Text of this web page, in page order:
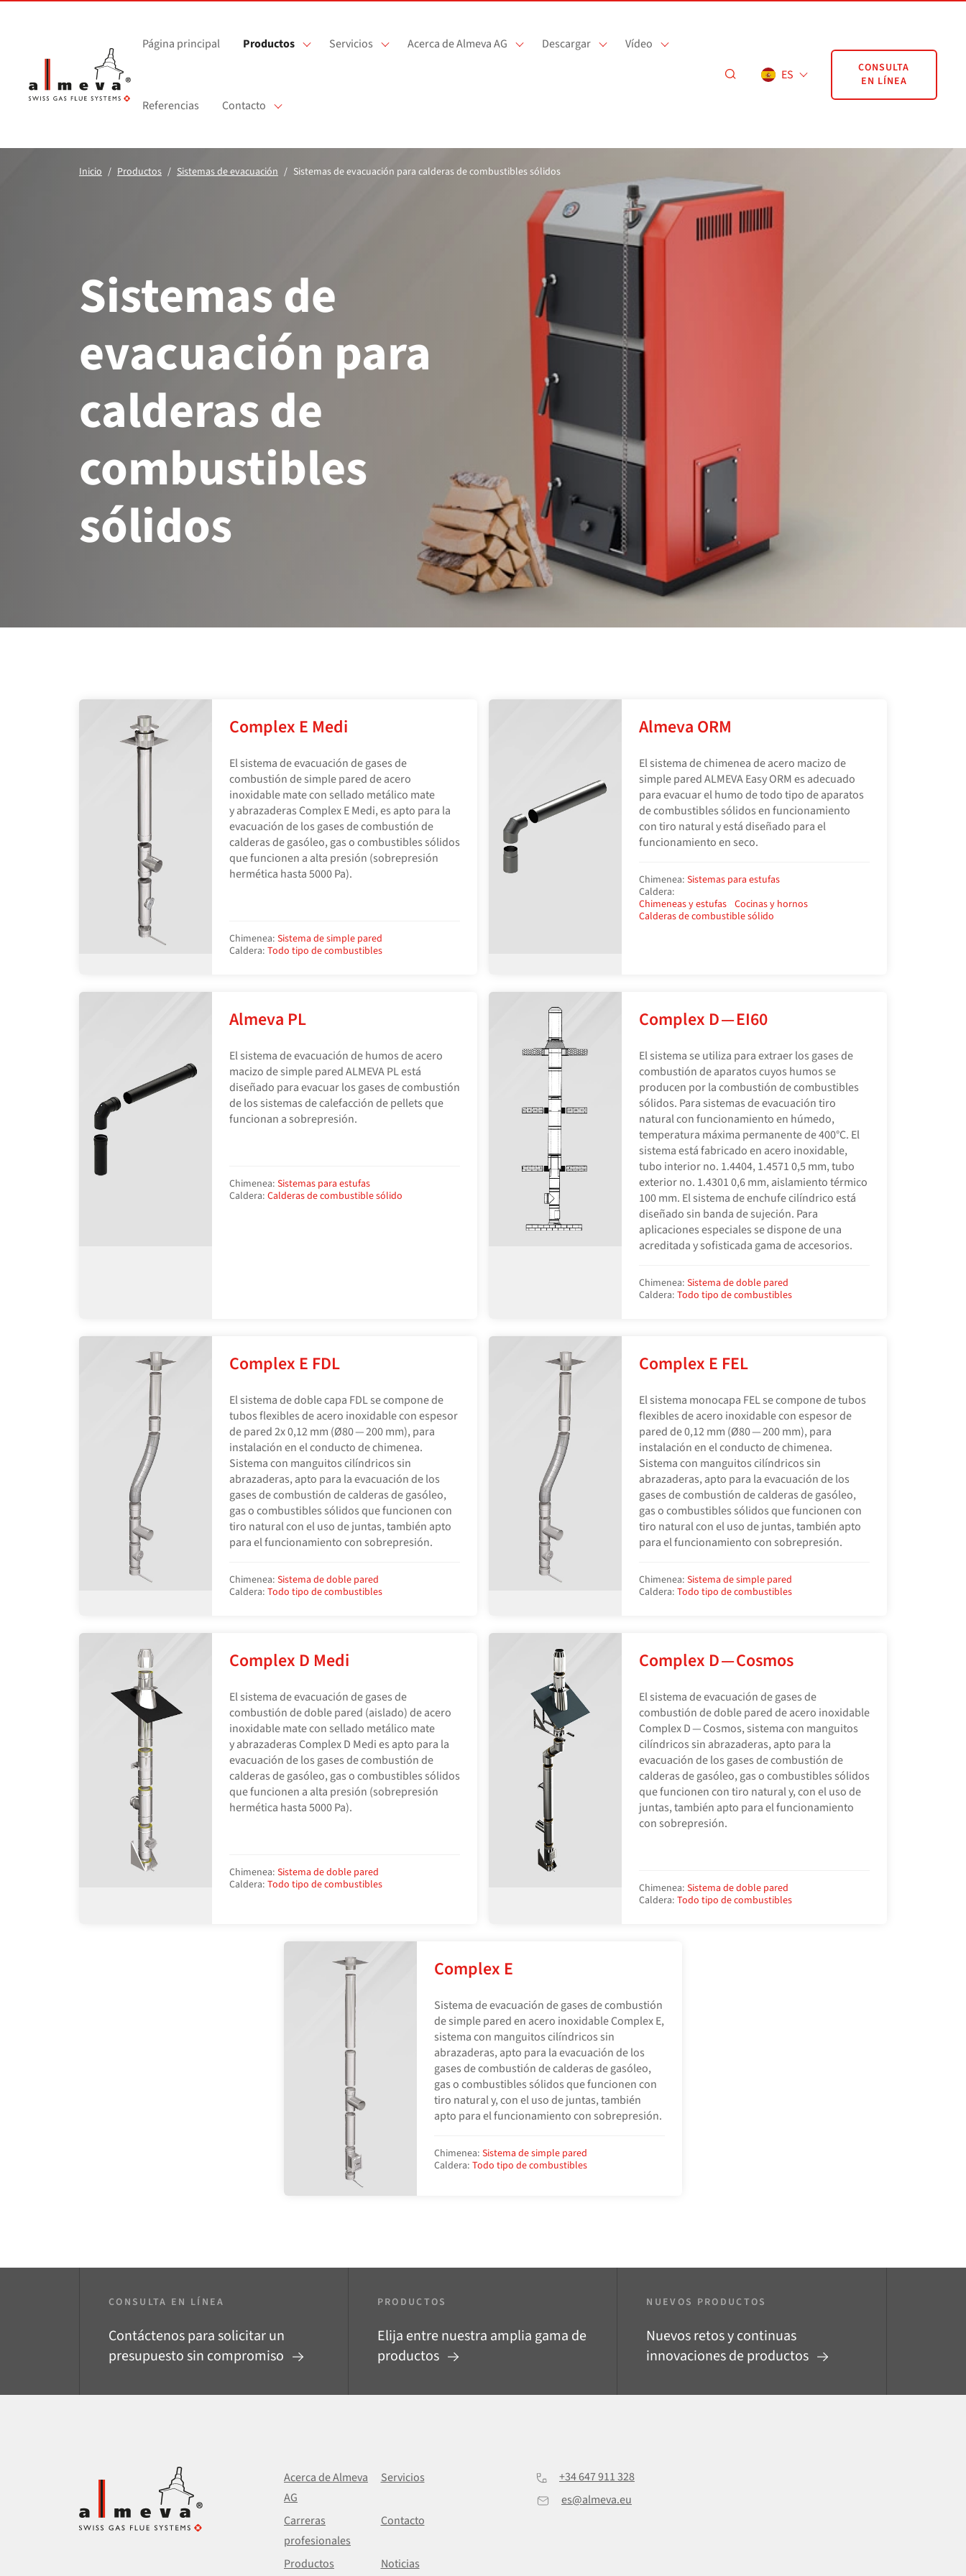
Página principal Productos Servicios Acerca de Almeva AG Descargar Vídeo
Referencias Contacto
ES
CONSULTA
EN LÍNEA
Inicio Productos Sistemas de evacuación Sistemas de evacuación para calderas de combustibles sólidos
Sistemas de
evacuación para
calderas de
combustibles
sólidos
Complex E Medi
El sistema de evacuación de gases de
combustión de simple pared de acero
inoxidable mate con sellado metálico mate
y abrazaderas Complex E Medi, es apto para la
evacuación de los gases de combustión de
calderas de gasóleo, gas o combustibles sólidos
que funcionen a alta presión (sobrepresión
hermética hasta 5000 Pa).
Chimenea: Sistema de simple pared
Caldera: Todo tipo de combustibles
Almeva ORM
El sistema de chimenea de acero macizo de
simple pared ALMEVA Easy ORM es adecuado
para evacuar el humo de todo tipo de aparatos
de combustibles sólidos en funcionamiento
con tiro natural y está diseñado para el
funcionamiento en seco.
Chimenea: Sistemas para estufas
Caldera:
Chimeneas y estufas Cocinas y hornos
Calderas de combustible sólido
Almeva PL
El sistema de evacuación de humos de acero
macizo de simple pared ALMEVA PL está
diseñado para evacuar los gases de combustión
de los sistemas de calefacción de pellets que
funcionan a sobrepresión.
Chimenea: Sistemas para estufas
Caldera: Calderas de combustible sólido
Complex D — EI60
El sistema se utiliza para extraer los gases de
combustión de aparatos cuyos humos se
producen por la combustión de combustibles
sólidos. Para sistemas de evacuación tiro
natural con funcionamiento en húmedo,
temperatura máxima permanente de 400°C. El
sistema está fabricado en acero inoxidable,
tubo interior no. 1.4404, 1.4571 0,5 mm, tubo
exterior no. 1.4301 0,6 mm, aislamiento térmico
100 mm. El sistema de enchufe cilíndrico está
diseñado sin banda de sujeción. Para
aplicaciones especiales se dispone de una
acreditada y sofisticada gama de accesorios.
Chimenea: Sistema de doble pared
Caldera: Todo tipo de combustibles
Complex E FDL
El sistema de doble capa FDL se compone de
tubos flexibles de acero inoxidable con espesor
de pared 2x 0,12 mm (Ø80 — 200 mm), para
instalación en el conducto de chimenea.
Sistema con manguitos cilíndricos sin
abrazaderas, apto para la evacuación de los
gases de combustión de calderas de gasóleo,
gas o combustibles sólidos que funcionen con
tiro natural con el uso de juntas, también apto
para el funcionamiento con sobrepresión.
Chimenea: Sistema de doble pared
Caldera: Todo tipo de combustibles
Complex E FEL
El sistema monocapa FEL se compone de tubos
flexibles de acero inoxidable con espesor de
pared de 0,12 mm (Ø80 — 200 mm), para
instalación en el conducto de chimenea.
Sistema con manguitos cilíndricos sin
abrazaderas, apto para la evacuación de los
gases de combustión de calderas de gasóleo,
gas o combustibles sólidos que funcionen con
tiro natural con el uso de juntas, también apto
para el funcionamiento con sobrepresión.
Chimenea: Sistema de simple pared
Caldera: Todo tipo de combustibles
Complex D Medi
El sistema de evacuación de gases de
combustión de doble pared (aislado) de acero
inoxidable mate con sellado metálico mate
y abrazaderas Complex D Medi es apto para la
evacuación de los gases de combustión de
calderas de gasóleo, gas o combustibles sólidos
que funcionen a alta presión (sobrepresión
hermética hasta 5000 Pa).
Chimenea: Sistema de doble pared
Caldera: Todo tipo de combustibles
Complex D — Cosmos
El sistema de evacuación de gases de
combustión de doble pared de acero inoxidable
Complex D — Cosmos, sistema con manguitos
cilíndricos sin abrazaderas, apto para la
evacuación de los gases de combustión de
calderas de gasóleo, gas o combustibles sólidos
que funcionen con tiro natural y, con el uso de
juntas, también apto para el funcionamiento
con sobrepresión.
Chimenea: Sistema de doble pared
Caldera: Todo tipo de combustibles
Complex E
Sistema de evacuación de gases de combustión
de simple pared en acero inoxidable Complex E,
sistema con manguitos cilíndricos sin
abrazaderas, apto para la evacuación de los
gases de combustión de calderas de gasóleo,
gas o combustibles sólidos que funcionen con
tiro natural y, con el uso de juntas, también
apto para el funcionamiento con sobrepresión.
Chimenea: Sistema de simple pared
Caldera: Todo tipo de combustibles
CONSULTA EN LÍNEA
Contáctenos para solicitar un
presupuesto sin compromiso
PRODUCTOS
Elija entre nuestra amplia gama de
productos
NUEVOS PRODUCTOS
Nuevos retos y continuas
innovaciones de productos
Acerca de Almeva
AG
Servicios
Carreras
profesionales
Contacto
Productos Noticias
+34 647 911 328
es@almeva.eu